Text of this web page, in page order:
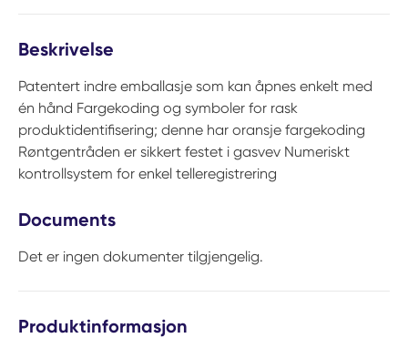
Beskrivelse
Patentert indre emballasje som kan åpnes enkelt med
én hånd Fargekoding og symboler for rask
produktidentifisering; denne har oransje fargekoding
Røntgentråden er sikkert festet i gasvev Numeriskt
kontrollsystem for enkel telleregistrering
Documents
Det er ingen dokumenter tilgjengelig.
Produktinformasjon